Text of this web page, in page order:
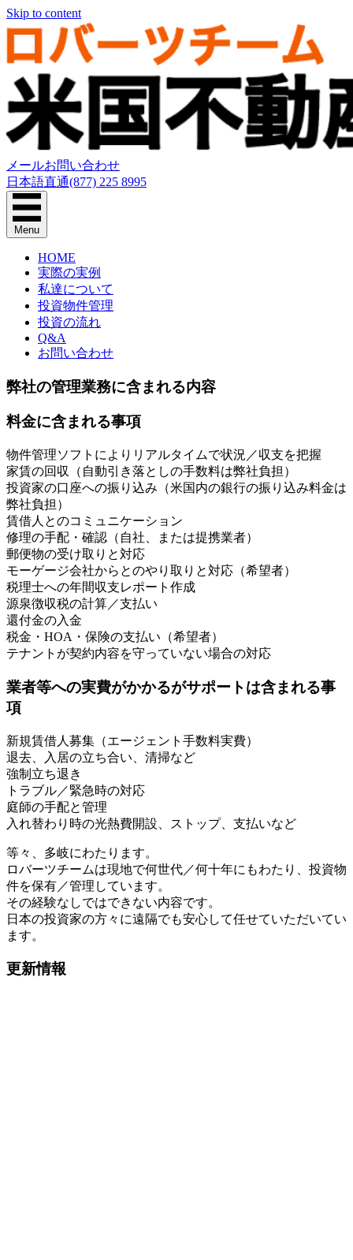
Skip to content
メールお問い合わせ
日本語直通(877) 225 8995
Menu
HOME
実際の実例
私達について
投資物件管理
投資の流れ
Q&A
お問い合わせ
弊社の管理業務に含まれる内容
料金に含まれる事項
物件管理ソフトによりリアルタイムで状況／収支を把握
家賃の回収（自動引き落としの手数料は弊社負担）
投資家の口座への振り込み（米国内の銀行の振り込み料金は
弊社負担）
賃借人とのコミュニケーション
修理の手配・確認（自社、または提携業者）
郵便物の受け取りと対応
モーゲージ会社からとのやり取りと対応（希望者）
税理士への年間収支レポート作成
源泉徴収税の計算／支払い
還付金の入金
税金・HOA・保険の支払い（希望者）
テナントが契約内容を守っていない場合の対応
業者等への実費がかかるがサポートは含まれる事
項
新規賃借人募集（エージェント手数料実費）
退去、入居の立ち合い、清掃など
強制立ち退き
トラブル／緊急時の対応
庭師の手配と管理
入れ替わり時の光熱費開設、ストップ、支払いなど
等々、多岐にわたります。
ロバーツチームは現地で何世代／何十年にもわたり、投資物
件を保有／管理しています。
その経験なしではできない内容です。
日本の投資家の方々に遠隔でも安心して任せていただいてい
ます。
更新情報